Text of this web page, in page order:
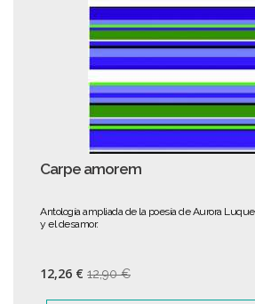
Carpe amorem
Antología ampliada de la poesía de Aurora
y el desamor.
12,26 € 12,90 €